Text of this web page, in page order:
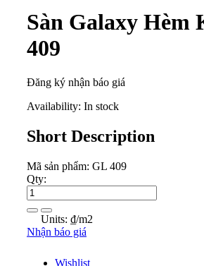
Sàn Galaxy Hèm
409
Đăng ký nhận báo giá
Availability: In stock
Short Description
Mã sản phẩm: GL 409
Qty:
Units: ₫/m2
Nhận báo giá
Wishlist